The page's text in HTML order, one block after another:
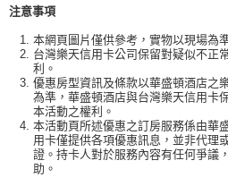
注意事項
本網頁圖片僅供參考，實物以現場為
台灣樂天信用卡公司保留對疑似不正
利。
優惠房型資訊及條款以華盛頓酒店之
為準，華盛頓酒店與台灣樂天信用卡
本活動之權利。
本活動頁所述優惠之訂房服務係由華
用卡僅提供各項優惠訊息，並非代理
證。持卡人對於服務內容有任何爭議
助。